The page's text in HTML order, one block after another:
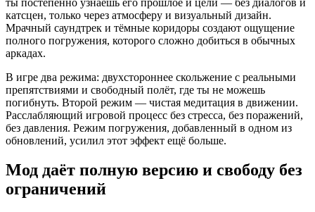
катсцен, только через атмосферу и визуальный дизайн.
Мрачный саундтрек и тёмные коридоры создают ощущение
полного погружения, которого сложно добиться в обычных
аркадах.
В игре два режима: двухстороннее скольжение с реальными
препятствиями и свободный полёт, где ты не можешь
погибнуть. Второй режим — чистая медитация в движении.
Расслабляющий игровой процесс без стресса, без поражений,
без давления. Режим погружения, добавленный в одном из
обновлений, усилил этот эффект ещё больше.
Мод даёт полную версию и свободу без
ограничений